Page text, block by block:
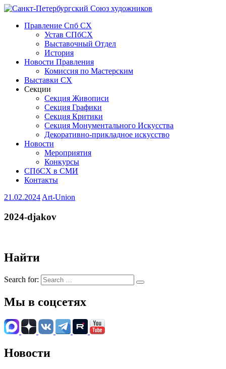
Правление Спб СХ
Устав СПбСХ
Выставочный Отдел
История
Новости Правления
Комиссия по Мастерским
Выставки СХ
Секции
Секция Живописи
Секция Графики
Секция Критики
Секция Монументального Искусства
Декоративно-прикладное искусство
Новости
Мероприятия
Конкурсы
СПбСХ в СМИ
Контакты
21.02.2024 Art-Union
2024-djakov
Найти
Search for:
Мы в соцсетях
Новости